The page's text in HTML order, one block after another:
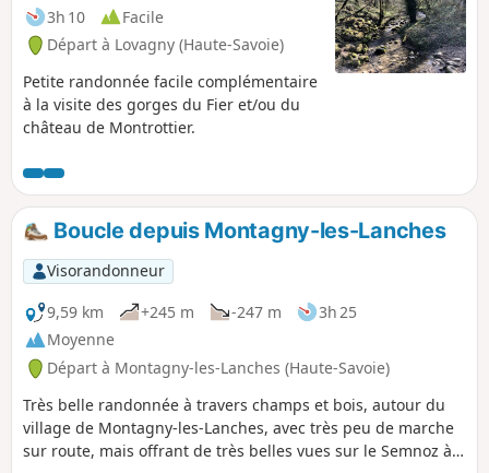
3h 10
Facile
Départ à Lovagny (Haute-Savoie)
Petite randonnée facile complémentaire
à la visite des gorges du Fier et/ou du
château de Montrottier.
Boucle depuis Montagny-les-Lanches
Visorandonneur
9,59 km
+245 m -247 m
3h 25
Moyenne
Départ à Montagny-les-Lanches (Haute-Savoie)
Très belle randonnée à travers champs et bois, autour du
village de Montagny-les-Lanches, avec très peu de marche
sur route, mais offrant de très belles vues sur le Semnoz à